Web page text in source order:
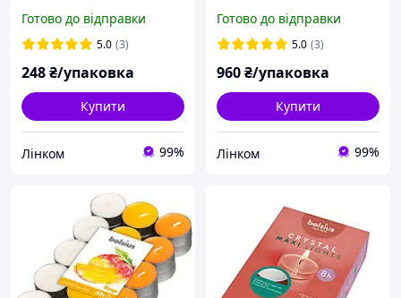
(p15-30-74Б CRA)
Готово до відправки
5.0 (3)
248₴/упаковка
Купити
Лінком 99%
Готово до відправки
5.0 (3)
960₴/упаковка
Купити
Лінком 99%